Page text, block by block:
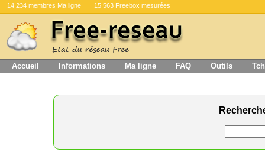
14 234 membres Ma ligne 15 563 Freebox mesurées
Accueil Informations Ma ligne FAQ Outils